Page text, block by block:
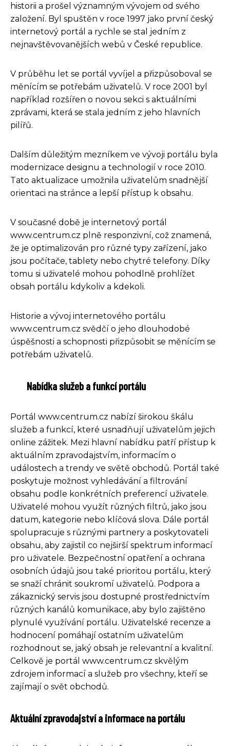
historii a prošel významným vývojem od svého
založení. Byl spuštěn v roce 1997 jako první český
internetový portál a rychle se stal jedním z
nejnavštěvovanějších webů v České republice.
V průběhu let se portál vyvíjel a přizpůsoboval se
měnícím se potřebám uživatelů. V roce 2001 byl
například rozšířen o novou sekci s aktuálními
zprávami, která se stala jedním z jeho hlavních
pilířů.
Dalším důležitým mezníkem ve vývoji portálu byla
modernizace designu a technologií v roce 2010.
Tato aktualizace umožnila uživatelům snadnější
orientaci na stránce a lepší přístup k obsahu.
V současné době je internetový portál
www.centrum.cz plně responzivní, což znamená,
že je optimalizován pro různé typy zařízení, jako
jsou počítače, tablety nebo chytré telefony. Díky
tomu si uživatelé mohou pohodlně prohlížet
obsah portálu kdykoliv a kdekoli.
Historie a vývoj internetového portálu
www.centrum.cz svědčí o jeho dlouhodobé
úspěšnosti a schopnosti přizpůsobit se měnícím se
potřebám uživatelů.
Nabídka služeb a funkcí portálu
Portál www.centrum.cz nabízí širokou škálu
služeb a funkcí, které usnadňují uživatelům jejich
online zážitek. Mezi hlavní nabídku patří přístup k
aktuálním zpravodajstvím, informacím o
událostech a trendy ve světě obchodů. Portál také
poskytuje možnost vyhledávání a filtrování
obsahu podle konkrétních preferencí uživatele.
Uživatelé mohou využít různých filtrů, jako jsou
datum, kategorie nebo klíčová slova. Dále portál
spolupracuje s různými partnery a poskytovateli
obsahu, aby zajistil co nejširší spektrum informací
pro uživatele. Bezpečnostní opatření a ochrana
osobních údajů jsou také prioritou portálu, který
se snaží chránit soukromí uživatelů. Podpora a
zákaznický servis jsou dostupné prostřednictvím
různých kanálů komunikace, aby bylo zajištěno
plynulé využívání portálu. Uživatelské recenze a
hodnocení pomáhají ostatním uživatelům
rozhodnout se, jaký obsah je relevantní a kvalitní.
Celkově je portál www.centrum.cz skvělým
zdrojem informací a služeb pro všechny, kteří se
zajímají o svět obchodů.
Aktuální zpravodajství a informace na portálu